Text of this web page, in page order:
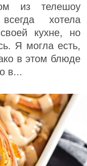
из телешоу
хотела
кухне, но
Я могла есть,
в этом блюде
в...